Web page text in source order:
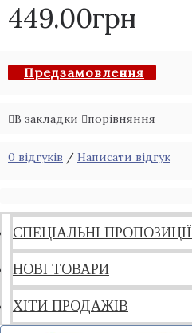
449.00грн
Предзамовлення
В закладки порівняння
0 відгуків / Написати відгук
СПЕЦІАЛЬНІ ПРОПОЗИЦІЇ
НОВІ ТОВАРИ
ХІТИ ПРОДАЖІВ